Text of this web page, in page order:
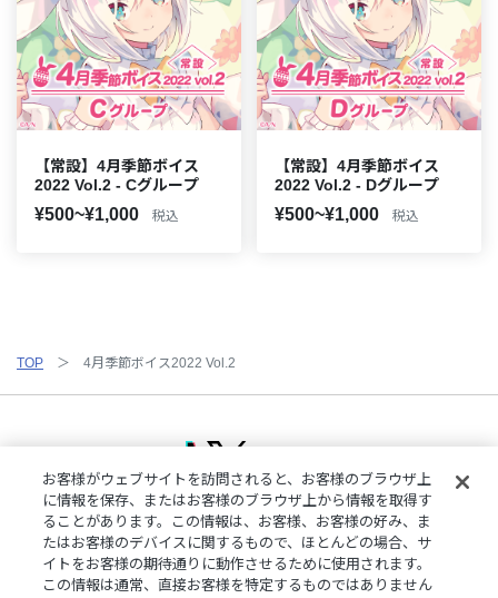
【常設】4月季節ボイス
2022 Vol.2 - Cグループ
¥500~¥1,000 税込
【常設】4月季節ボイス
2022 Vol.2 - Dグループ
¥500~¥1,000 税込
TOP 4月季節ボイス2022 Vol.2
ご利用規約プライバシーポリシー
特定商取引法に基づく表記
ご利用ガイドよくある質問お問い合わせにじさんじ公式サイト
クッキーの詳細
お客様がウェブサイトを訪問されると、お客様のブラウザ上
に情報を保存、またはお客様のブラウザ上から情報を取得す
ることがあります。この情報は、お客様、お客様の好み、ま
たはお客様のデバイスに関するもので、ほとんどの場合、サ
イトをお客様の期待通りに動作させるために使用されます。
この情報は通常、直接お客様を特定するものではありません